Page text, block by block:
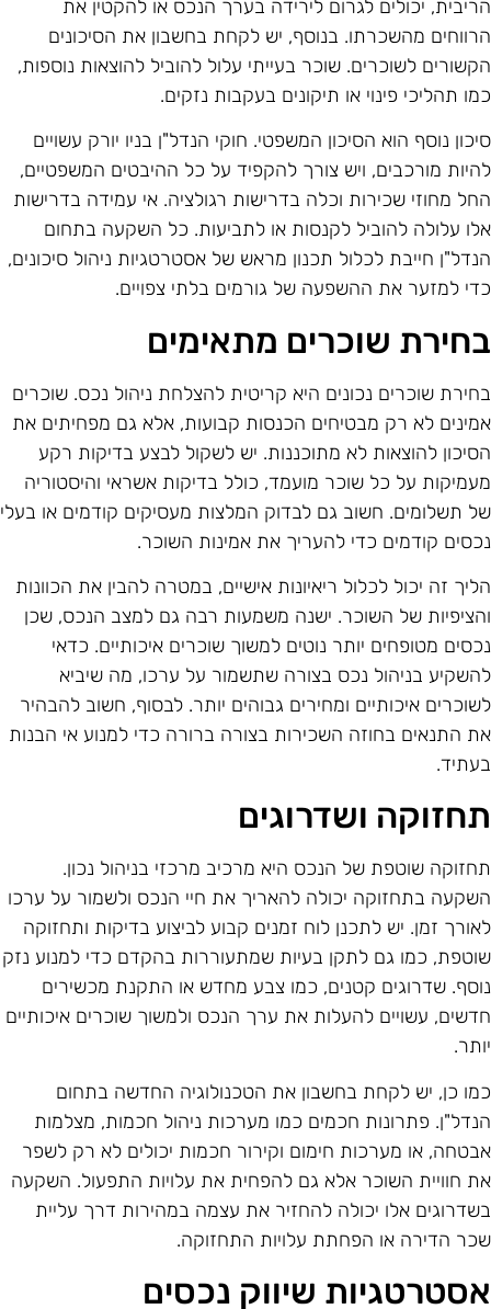
יכולים לגרום לירידה בערך הנכס או להקטין את
מהשכרתו. בנוסף, יש לקחת בחשבון את הסיכונים
לשוכרים. שוכר בעייתי עלול להוביל להוצאות נוספות,
תהליכי פינוי או תיקונים בעקבות נזקים.
נוסף הוא הסיכון המשפטי. חוקי הנדל"ן בניו יורק עשויים
מורכבים, ויש צורך להקפיד על כל ההיבטים המשפטיים,
מחוזי שכירות וכלה בדרישות רגולציה. אי עמידה בדרישות
עלולה להוביל לקנסות או לתביעות. כל השקעה בתחום
חייבת לכלול תכנון מראש של אסטרטגיות ניהול סיכונים,
למזער את ההשפעה של גורמים בלתי צפויים.
שוכרים מתאימים
שוכרים נכונים היא קריטית להצלחת ניהול נכס. שוכרים
לא רק מבטיחים הכנסות קבועות, אלא גם מפחיתים את
להוצאות לא מתוכננות. יש לשקול לבצע בדיקות רקע
על כל שוכר מועמד, כולל בדיקות אשראי והיסטוריה
תשלומים. חשוב גם לבדוק המלצות מעסיקים קודמים או בעלי
קודמים כדי להעריך את אמינות השוכר.
זה יכול לכלול ריאיונות אישיים, במטרה להבין את הכוונות
של השוכר. ישנה משמעות רבה גם למצב הנכס, שכן
מטופחים יותר נוטים למשוך שוכרים איכותיים. כדאי
בניהול נכס בצורה שתשמור על ערכו, מה שיביא
איכותיים ומחירים גבוהים יותר. לבסוף, חשוב להבהיר
התנאים בחוזה השכירות בצורה ברורה כדי למנוע אי הבנות
ושדרוגים
שוטפת של הנכס היא מרכיב מרכזי בניהול נכון.
בתחזוקה יכולה להאריך את חיי הנכס ולשמור על ערכו
זמן. יש לתכנן לוח זמנים קבוע לביצוע בדיקות ותחזוקה
כמו גם לתקן בעיות שמתעוררות בהקדם כדי למנוע נזק
שדרוגים קטנים, כמו צבע מחדש או התקנת מכשירים
עשויים להעלות את ערך הנכס ולמשוך שוכרים איכותיים
כן, יש לקחת בחשבון את הטכנולוגיה החדשה בתחום
פתרונות חכמים כמו מערכות ניהול חכמות, מצלמות
או מערכות חימום וקירור חכמות יכולים לא רק לשפר
חוויית השוכר אלא גם להפחית את עלויות התפעול. השקעה
אלו יכולה להחזיר את עצמה במהירות דרך עליית
הדירה או הפחתת עלויות התחזוקה.
שיווק נכסים